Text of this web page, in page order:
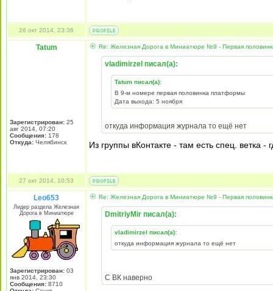
26 окт 2014, 23:36
Tatum
Зарегистрирован: 25
авг 2014, 07:20
Сообщения: 178
Откуда: Челябинск
Re: Железная Дорога в Миниатюре №9 - Первая
vladimirzel писал(а):
Tatum писал(а):
В 9-м номере первая половинка платформы
Дата выхода: 5 ноября
откуда информация журнала то ещё нет
Из группы вКонтакте - там есть спец. ветка
27 окт 2014, 10:53
Leo653
Лидер раздела Железная
Дорога в Миниатюре
Зарегистрирован: 03
янв 2014, 23:30
Сообщения: 8710
Re: Железная Дорога в Миниатюре №9 - Первая
DmitriyMir писал(а):
vladimirzel писал(а):
откуда информация журнала то ещё нет
С ВК наверно